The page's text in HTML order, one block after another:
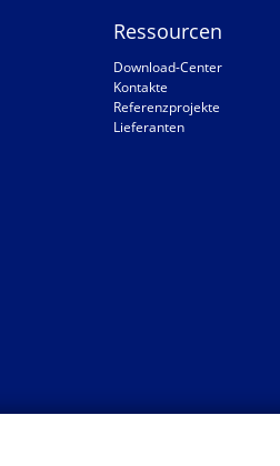
Ressourcen
Download-Center
Kontakte
Referenzprojekte
Lieferanten